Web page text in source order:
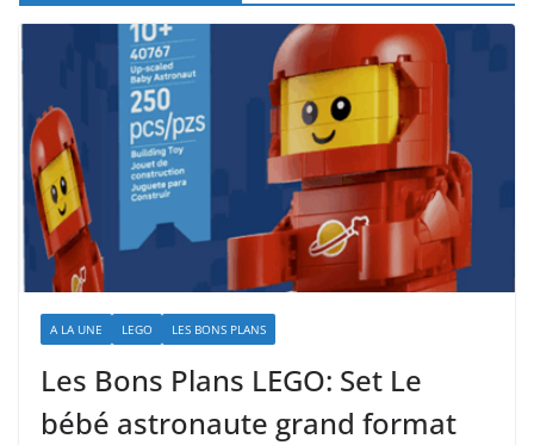
A LA UNE LEGO LES BONS PLANS
Les Bons Plans LEGO: Set Le
bébé astronaute grand format